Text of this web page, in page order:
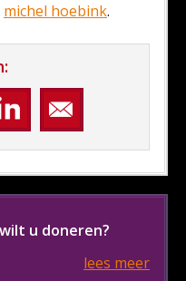
michel hoebink.
u doneren?
lees meer